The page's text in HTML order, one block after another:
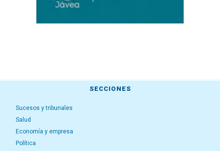
SECCIONES
Sucesos y tribunales
Salud
Economía y empresa
Política